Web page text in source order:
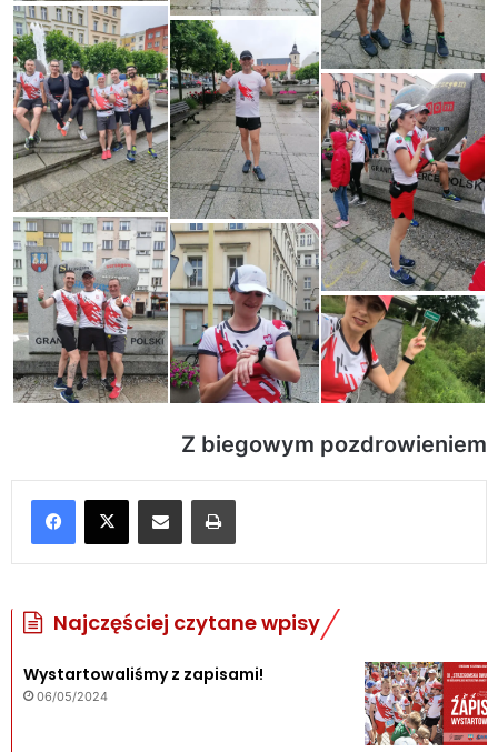
Z biegowym pozdrowieniem
Udostępnij poprzez e-mail Drukuj
Najczęściej czytane wpisy
Wystartowaliśmy z zapisami!
06/05/2024